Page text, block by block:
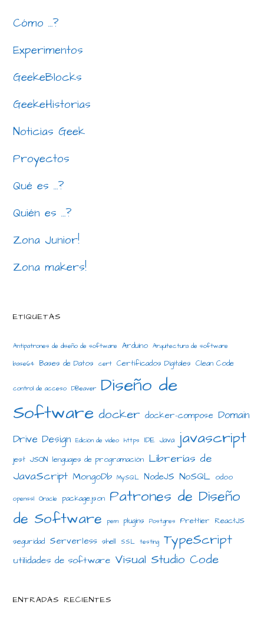
Cómo …?
Experimentos
GeekeBlocks
GeekeHistorias
Noticias Geek
Proyectos
Qué es …?
Quién es …?
Zona Junior!
Zona makers!
ETIQUETAS
Antipatrones de diseño de software Arduino Arquitectura de software
base64 Bases de Datos cert Certificados Digitales Clean Code
control de acceso DBeaver Diseño de
Software docker docker-compose Domain
Drive Design Edición de video https IDE Java javascript
jest JSON lenguajes de programación Librerías de
JavaScript MongoDb MySQL NodeJS NoSQL odoo
openssl Oracle package.json Patrones de Diseño
de Software
pem plugins Postgres Prettier ReactJS
seguridad Serverless shell SSL testing TypeScript
utilidades de software Visual Studio Code
ENTRADAS RECIENTES